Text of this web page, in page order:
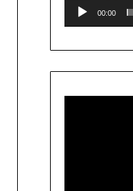
00:00